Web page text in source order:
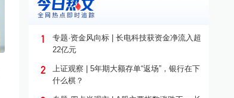
1
专题·资金风向标 | 长电科技获资金净流入超
22亿元
2
上证观察 | 5年期大额存单“返场”，银行在下
什么棋？